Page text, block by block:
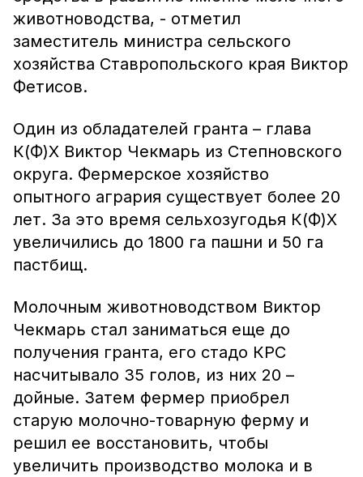
животноводства, - отметил
заместитель министра сельского
хозяйства Ставропольского края Виктор
Фетисов.
Один из обладателей гранта – глава
К(Ф)Х Виктор Чекмарь из Степновского
округа. Фермерское хозяйство
опытного агрария существует более 20
лет. За это время сельхозугодья К(Ф)Х
увеличились до 1800 га пашни и 50 га
пастбищ.
Молочным животноводством Виктор
Чекмарь стал заниматься еще до
получения гранта, его стадо КРС
насчитывало 35 голов, из них 20 –
дойные. Затем фермер приобрел
старую молочно-товарную ферму и
решил ее восстановить, чтобы
увеличить производство молока и в